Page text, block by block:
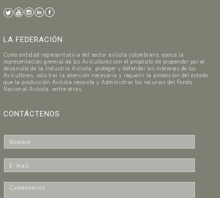
LA FEDERACIÓN
Como entidad representativa del sector avícola colombiano, ejerce la
representación gremial de los Avicultores con el propósito de propender por el
desarrollo de la Industria Avícola, proteger y defender los intereses de los
Avicultores, solicitar la atención necesaria y requerir la protección del estado
que la producción Avícola necesite y Administrar los recursos del Fondo
Nacional Avícola, entre otras.
CONTÁCTENOS
o
m
-
m